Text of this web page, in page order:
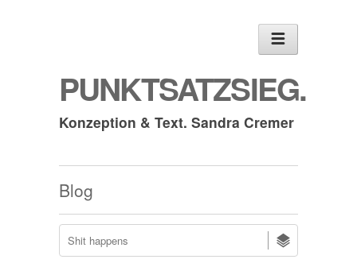
PUNKTSATZSIEG.
Konzeption & Text. Sandra Cremer
Blog